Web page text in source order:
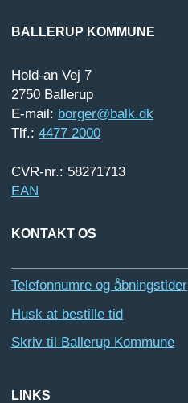
BALLERUP KOMMUNE
Hold-an Vej 7
2750 Ballerup
E-mail: borger@balk.dk
Tlf.: 4477 2000
CVR-nr.: 58271713
EAN
KONTAKT OS
Telefonnumre og åbningstider
Husk at bestille tid
Skriv til Ballerup Kommune
LINKS